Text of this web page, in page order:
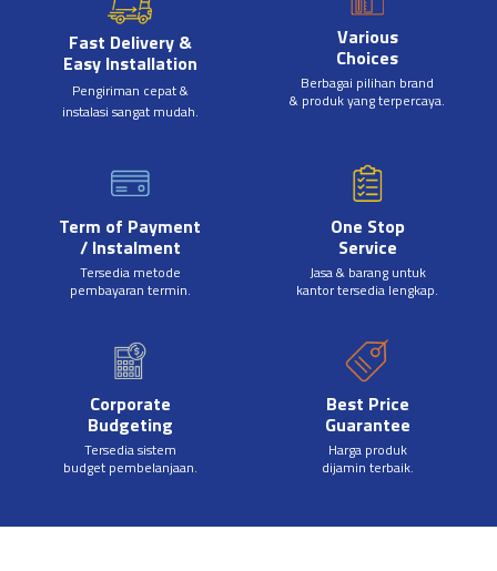
Fast Delivery &
Easy Installation
Pengiriman cepat &
instalasi sangat mudah.
Various
Choices
Berbagai pilihan brand
& produk yang terpercaya.
Term of Payment
/ Instalment
Tersedia metode
pembayaran termin.
One Stop
Service
Jasa & barang untuk
kantor tersedia lengkap.
Corporate
Budgeting
Tersedia sistem
budget pembelanjaan.
Best Price
Guarantee
Harga produk
dijamin terbaik.